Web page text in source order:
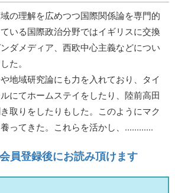
の理解を広めつつ国際関係論を専門的
いる国際政治分野ではイギリスに交換
ダメディア、西欧中心主義などについ
た。
地域研究論にも力を入れており、タイ
にてホームステイをしたり、陸前高田
取りをしたりもした。このようにマク
ってきた。これらを活かし、............
員登録後にお読み頂けます